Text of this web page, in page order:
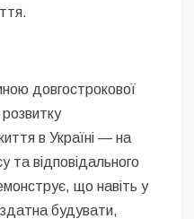
довгострокової
в Україні — на
та відповідального
що навіть у
здатна будувати,